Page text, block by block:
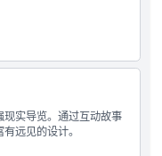
实导览。通过互动故事
远见的设计。